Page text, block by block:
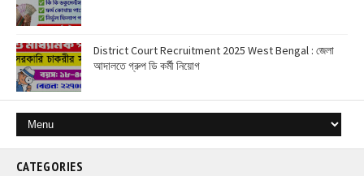
District Court Recruitment 2025 West Bengal : জেলা
আদালতে গ্রুপ ডি কর্মী নিয়োগ
CATEGORIES